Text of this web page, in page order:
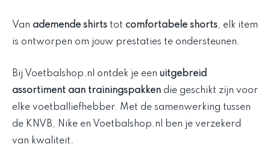
Van ademende shirts tot comfortabele shorts, elk item
is ontworpen om jouw prestaties te ondersteunen.
Bij Voetbalshop.nl ontdek je een uitgebreid
assortiment aan trainingspakken die geschikt zijn voor
elke voetballiefhebber. Met de samenwerking tussen
de KNVB, Nike en Voetbalshop.nl ben je verzekerd
van kwaliteit.